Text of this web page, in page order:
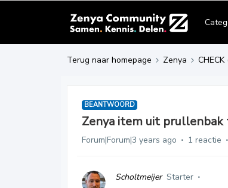
Terug naar homepage Zenya
BEANTWOORD
Zenya item uit
Forum|Forum|3 years ago 1 reactie
Scholtmeijer Starter